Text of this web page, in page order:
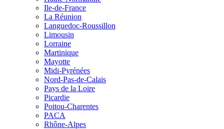
Ile-de-France
La Réunion
Languedoc-Roussillon
Limousin
Lorraine
Martinique
Mayotte
Midi-Pyrénées
Nord-Pas-de-Calais
Pays de la Loire
Picardie
Poitou-Charentes
PACA
Rhône-Alpes